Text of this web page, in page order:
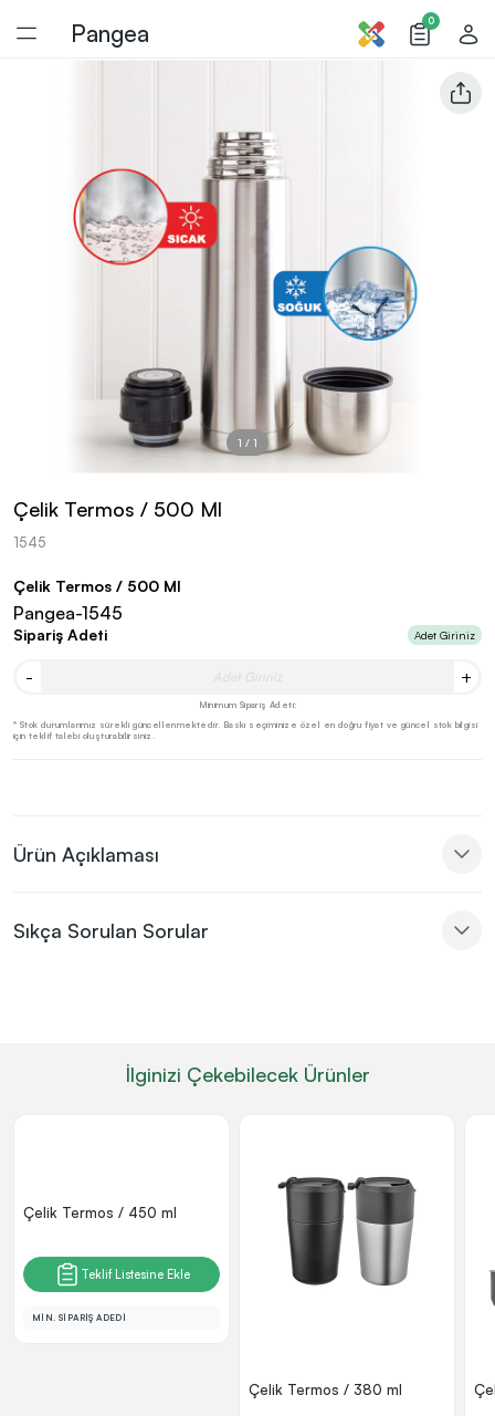
Pangea 0
Çelik Termos / 500 Ml
1545
1 / 1
Çelik Termos / 500 Ml
Pangea-1545
Sipariş Adeti Adet Giriniz
- +
Minimum Sipariş Adeti:
* Stok durumlarımız sürekli güncellenmektedir. Baskı seçiminize özel en doğru fiyat ve güncel stok bilgisi
için teklif talebi oluşturabilirsiniz.
Ürün Açıklaması
Sıkça Sorulan Sorular
İlginizi Çekebilecek Ürünler
Çelik Termos / 450 ml
Teklif Listesine Ekle
MİN. SİPARİŞ ADEDİ
Çelik Termos / 380 ml